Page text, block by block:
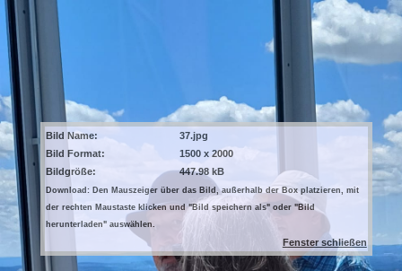
Bild Name:
37.jpg
Bild Format:
1500 x 2000
Bildgröße:
447.98 kB
Download: Den Mauszeiger über das Bild, außerhalb der Box platzieren, mit
der rechten Maustaste klicken und "Bild speichern als" oder "Bild
herunterladen" auswählen.
Fenster schließen